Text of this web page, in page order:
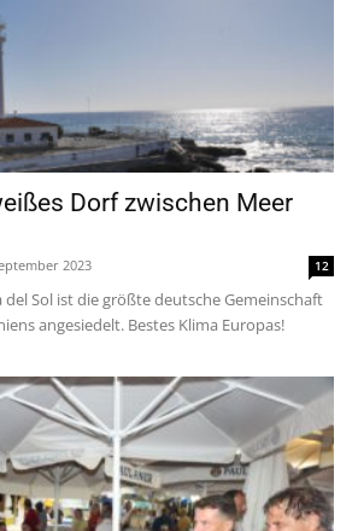
Dorf zwischen Meer
2023 12
Sol ist die größte deutsche Gemeinschaft
angesiedelt. Bestes Klima Europas!